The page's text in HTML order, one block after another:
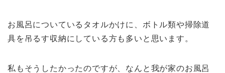
お風呂についているタオルかけに、ボトル類や掃除道
具を吊るす収納にしている方も多いと思います。
私もそうしたかったのですが、なんと我が家のお風呂